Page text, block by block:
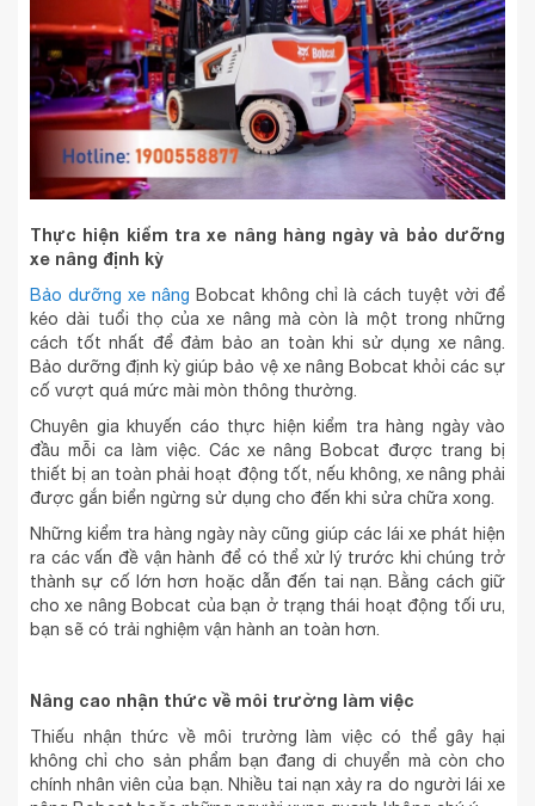
Thực hiện kiểm tra xe nâng hàng ngày và bảo dưỡng
xe nâng định kỳ
Bảo dưỡng xe nâng Bobcat không chỉ là cách tuyệt vời để
kéo dài tuổi thọ của xe nâng mà còn là một trong những
cách tốt nhất để đảm bảo an toàn khi sử dụng xe nâng.
Bảo dưỡng định kỳ giúp bảo vệ xe nâng Bobcat khỏi các sự
cố vượt quá mức mài mòn thông thường.
Chuyên gia khuyến cáo thực hiện kiểm tra hàng ngày vào
đầu mỗi ca làm việc. Các xe nâng Bobcat được trang bị
thiết bị an toàn phải hoạt động tốt, nếu không, xe nâng phải
được gắn biển ngừng sử dụng cho đến khi sửa chữa xong.
Những kiểm tra hàng ngày này cũng giúp các lái xe phát hiện
ra các vấn đề vận hành để có thể xử lý trước khi chúng trở
thành sự cố lớn hơn hoặc dẫn đến tai nạn. Bằng cách giữ
cho xe nâng Bobcat của bạn ở trạng thái hoạt động tối ưu,
bạn sẽ có trải nghiệm vận hành an toàn hơn.
Nâng cao nhận thức về môi trường làm việc
Thiếu nhận thức về môi trường làm việc có thể gây hại
không chỉ cho sản phẩm bạn đang di chuyển mà còn cho
chính nhân viên của bạn. Nhiều tai nạn xảy ra do người lái xe